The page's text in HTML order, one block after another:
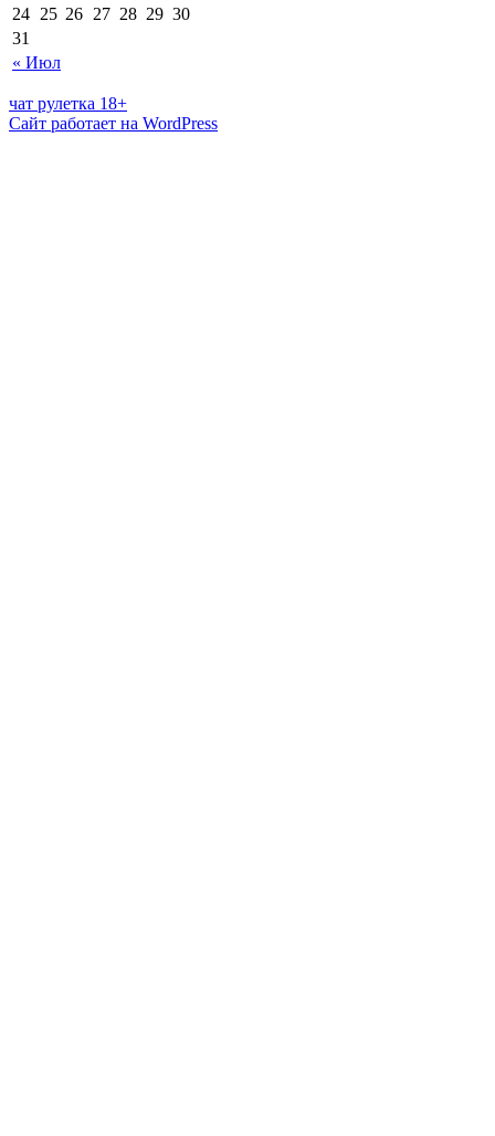
« Июл
24 25 26 27 28 29 30
31
чат рулетка 18+
Сайт работает на WordPress